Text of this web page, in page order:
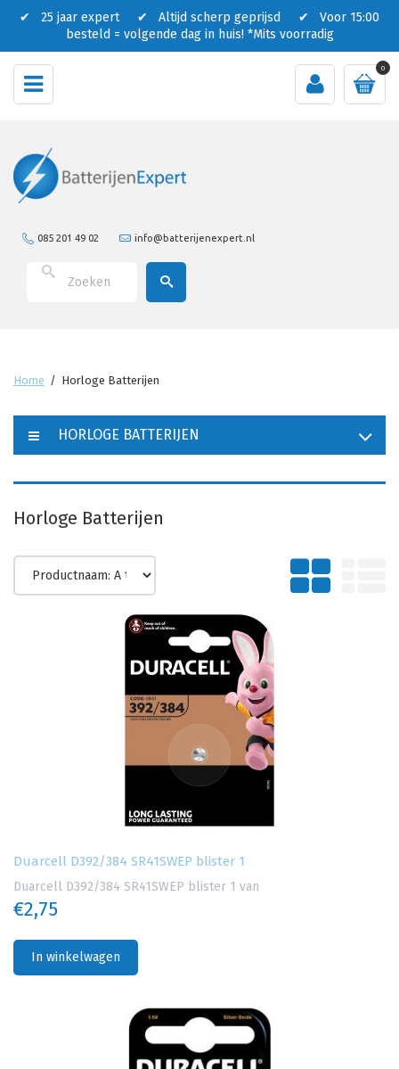
✔ 25 jaar expert ✔ Altijd scherp geprijsd ✔ Voor 15:00
besteld = volgende dag in huis! *Mits voorradig
0
085 201 49 02 info@batterijenexpert.nl
Home / Horloge Batterijen
HORLOGE BATTERIJEN
Horloge Batterijen
Duarcell D392/384 SR41SWEP blister 1
Duarcell D392/384 SR41SWEP blister 1 van
€2,75
In winkelwagen